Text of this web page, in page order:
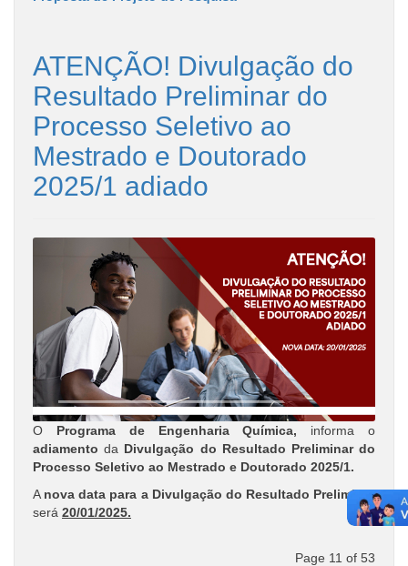
ATENÇÃO! Divulgação do
Resultado Preliminar do
Processo Seletivo ao
Mestrado e Doutorado
2025/1 adiado
O Programa de Engenharia Química, informa o
adiamento da Divulgação do Resultado Preliminar do
Processo Seletivo ao Mestrado e Doutorado 2025/1.
A nova data para a Divulgação do Resultado Preliminar
será 20/01/2025.
Page 11 of 53